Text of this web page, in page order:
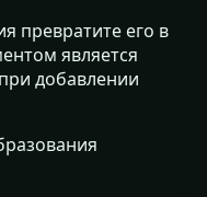
превратите его в
является
добавлении